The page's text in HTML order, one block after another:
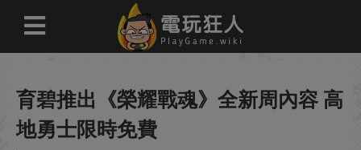
育碧推出《榮耀戰魂》全新周內容 高
地勇士限時免費